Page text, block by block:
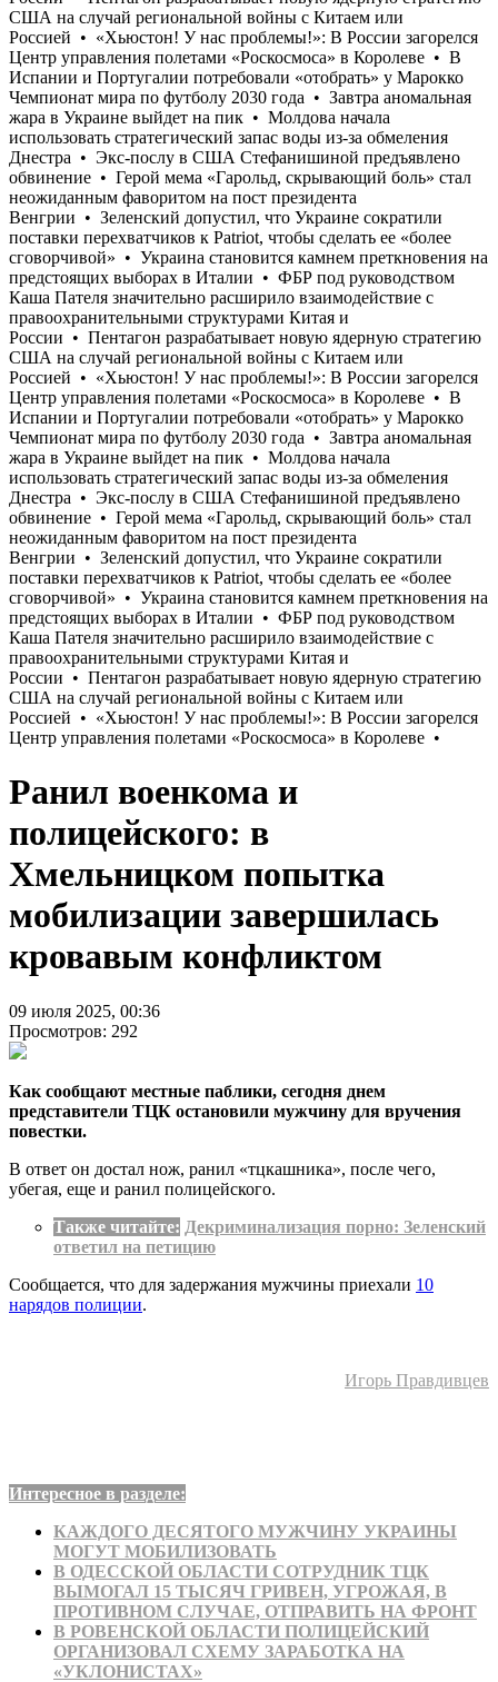
Ранил военкома и
полицейского: в
Хмельницком попытка
мобилизации завершилась
кровавым конфликтом
09 июля 2025, 00:36
Просмотров: 292
Как сообщают местные паблики, сегодня днем
представители ТЦК остановили мужчину для вручения
повестки.
В ответ он достал нож, ранил «тцкашника», после чего,
убегая, еще и ранил полицейского.
Также читайте: Декриминализация порно: Зеленский
ответил на петицию
Сообщается, что для задержания мужчины приехали 10
нарядов полиции.
Игорь Правдивцев
Интересное в разделе:
КАЖДОГО ДЕСЯТОГО МУЖЧИНУ УКРАИНЫ
МОГУТ МОБИЛИЗОВАТЬ
В ОДЕССКОЙ ОБЛАСТИ СОТРУДНИК ТЦК
ВЫМОГАЛ 15 ТЫСЯЧ ГРИВЕН, УГРОЖАЯ, В
ПРОТИВНОМ СЛУЧАЕ, ОТПРАВИТЬ НА ФРОНТ
В РОВЕНСКОЙ ОБЛАСТИ ПОЛИЦЕЙСКИЙ
ОРГАНИЗОВАЛ СХЕМУ ЗАРАБОТКА НА
«УКЛОНИСТАХ»